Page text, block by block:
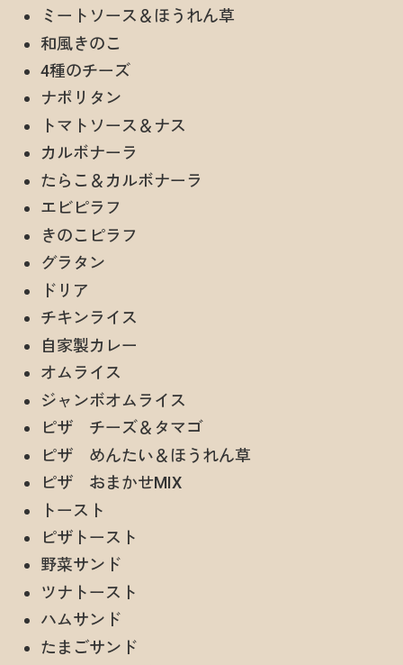
ミートソース＆ほうれん草
和風きのこ
4種のチーズ
ナポリタン
トマトソース＆ナス
カルボナーラ
たらこ＆カルボナーラ
エビピラフ
きのこピラフ
グラタン
ドリア
チキンライス
自家製カレー
オムライス
ジャンボオムライス
ピザ チーズ＆タマゴ
ピザ めんたい＆ほうれん草
ピザ おまかせMIX
トースト
ピザトースト
野菜サンド
ツナトースト
ハムサンド
たまごサンド